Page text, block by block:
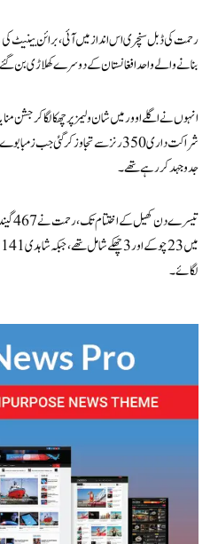
رحمت کی ڈبل سنچری اس انداز میں آئی، برائن بینیٹ
بنانے والے واحد افغانستان کے دوسرے کھلاڑی بن
شراکت داری 350 رنز سے تجاوز کرگئی
جدوجہد کر رہے تھے۔
لگائے۔